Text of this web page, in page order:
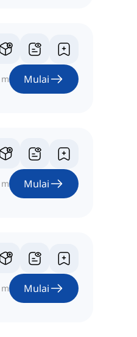
m Mulai
m Mulai
m Mulai